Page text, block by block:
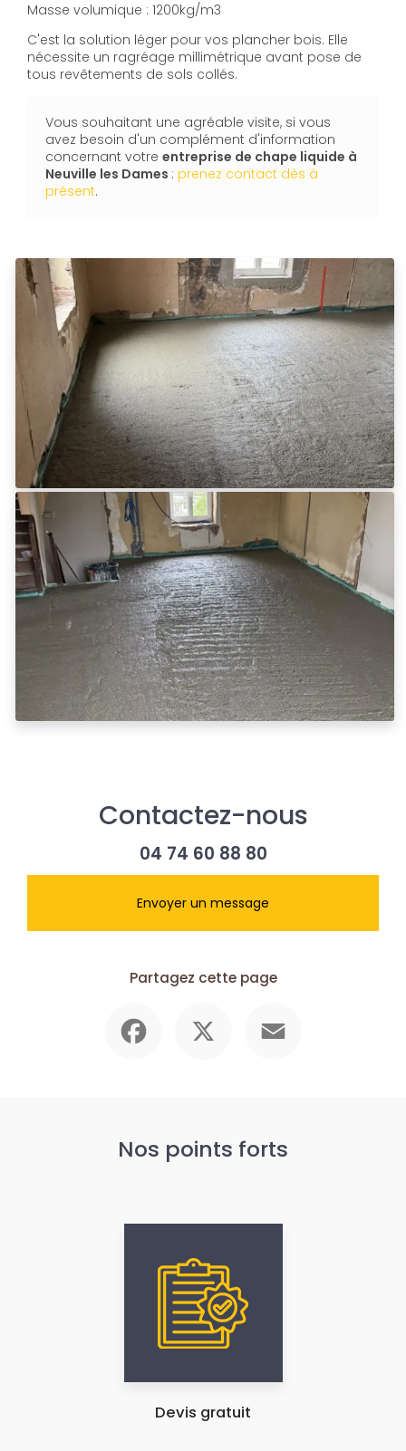
Masse volumique : 1200kg/m3
C'est la solution léger pour vos plancher bois. Elle
nécessite un ragréage millimétrique avant pose de
tous revêtements de sols collés.
Vous souhaitant une agréable visite, si vous
avez besoin d'un complément d'information
concernant votre entreprise de chape liquide à
Neuville les Dames : prenez contact dès à
présent.
Contactez-nous
04 74 60 88 80
Envoyer un message
Partagez cette page
Nos points forts
Devis gratuit